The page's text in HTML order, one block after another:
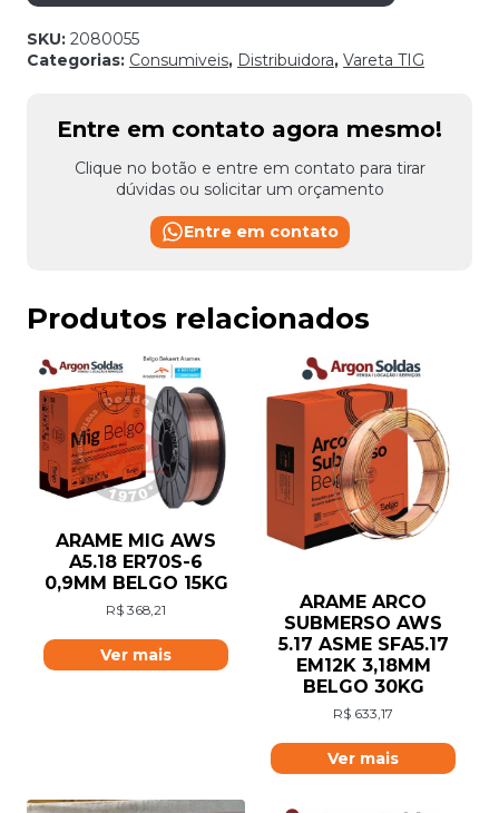
SKU: 2080055
Categorias: Consumiveis, Distribuidora, Vareta TIG
Entre em contato agora mesmo!
Clique no botão e entre em contato para tirar
dúvidas ou solicitar um orçamento
Entre em contato
Produtos relacionados
ARAME MIG AWS
A5.18 ER70S-6
0,9MM BELGO 15KG
R$ 368,21
Ver mais
ARAME ARCO
SUBMERSO AWS
5.17 ASME SFA5.17
EM12K 3,18MM
BELGO 30KG
R$ 633,17
Ver mais